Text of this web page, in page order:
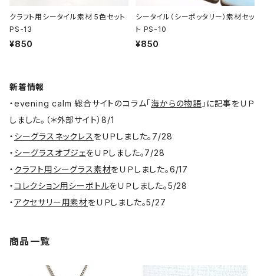
クラフト用シータイル素材 5色セット
PS-13
¥850
シータイル（シーポッタリー）素材セッ
ト PS-10
¥850
新着情報
・evening calm 総合サイトのコラム「海からの物語 」に記事をＵＰ
しました。（＊外部サイト）8/1
・ シーグラスネックレス をＵＰしました。7/28
・ シーグラスオブジェをＵＰしました。7/28
・ クラフト用シーグラス素材をＵＰしました。6/17
・コレクション用シーボトルをＵＰしました。5/28
・アクセサリー用素材をＵＰしました。5/27
商品一覧